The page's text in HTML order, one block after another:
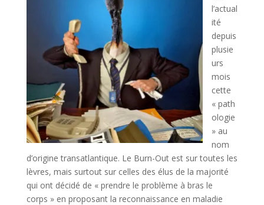
l’actual
ité
depuis
plusie
urs
mois
cette
« path
ologie
» au
nom
d’origine transatlantique. Le Burn-Out est sur toutes les
lèvres, mais surtout sur celles des élus de la majorité
qui ont décidé de « prendre le problème à bras le
corps » en proposant la reconnaissance en maladie